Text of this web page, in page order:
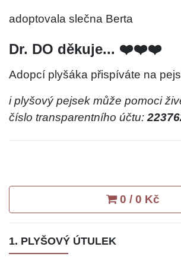
adoptovala slečna Berta
Dr. DO děkuje... ❤️❤️❤️
Adopcí plyšáka přispíváte na
i plyšový pejsek může pomoci
číslo transparentního účtu:
0 / 0 Kč
1. PLYŠOVÝ ÚTULEK